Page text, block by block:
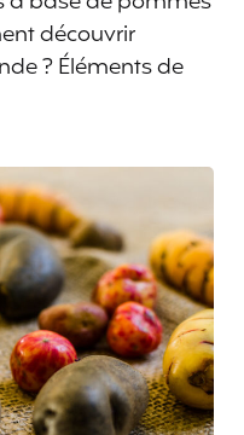
découvrir
? Éléments de